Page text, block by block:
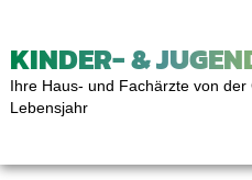
KINDER- &
Ihre Haus- und Fachärzte von der
Lebensjahr